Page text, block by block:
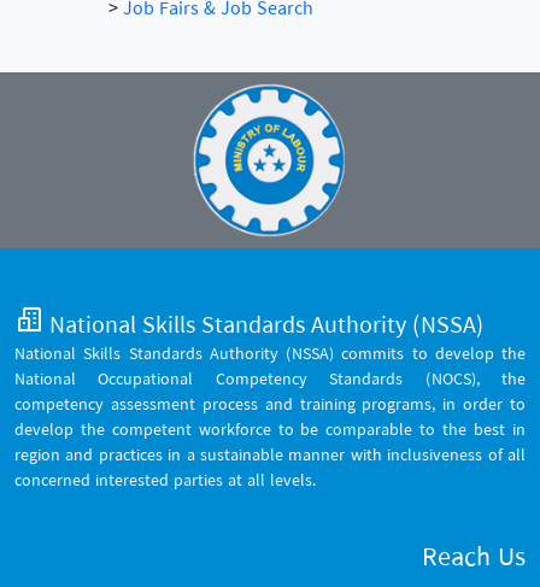
>Job Fairs & Job Search
National Skills Standards Authority (NSSA)
National Skills Standards Authority (NSSA) commits to develop the
National Occupational Competency Standards (NOCS), the
competency assessment process and training programs, in order to
develop the competent workforce to be comparable to the best in
region and practices in a sustainable manner with inclusiveness of all
concerned interested parties at all levels.
Reach Us